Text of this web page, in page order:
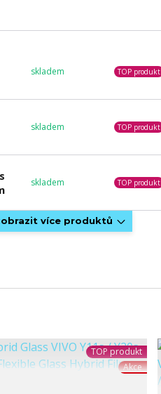
skladem TOP produkt
skladem TOP produkt
skladem TOP produkt
více produktů
TOP produkt
Akce